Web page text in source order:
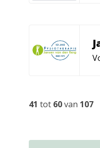
41 tot 60van 107